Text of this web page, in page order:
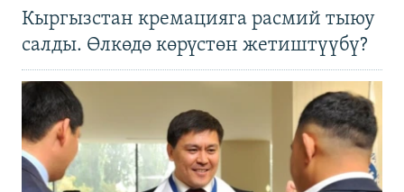
Кыргызстан кремацияга расмий тыюу
салды. Өлкөдө көрүстөн жетиштүүбү?